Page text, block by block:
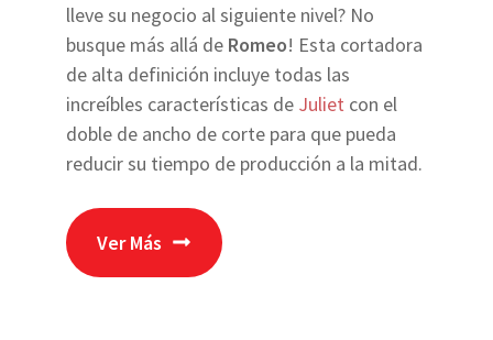
lleve su negocio al siguiente nivel? No
busque más allá de Romeo! Esta cortadora
de alta definición incluye todas las
increíbles características de Juliet con el
doble de ancho de corte para que pueda
reducir su tiempo de producción a la mitad.
Ver Más